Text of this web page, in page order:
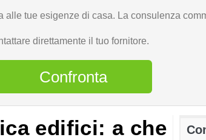
alle tue esigenze di casa. La consulenza
direttamente il tuo fornitore.
Confronta
edifici: a che